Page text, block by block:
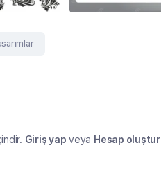
Giriş yap veya Hesap oluştur